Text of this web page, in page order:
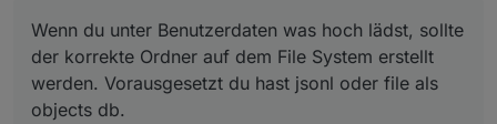
Wenn du unter Benutzerdaten was hoch lädst, sollte
der korrekte Ordner auf dem File System erstellt
werden. Vorausgesetzt du hast jsonl oder file als
objects db.